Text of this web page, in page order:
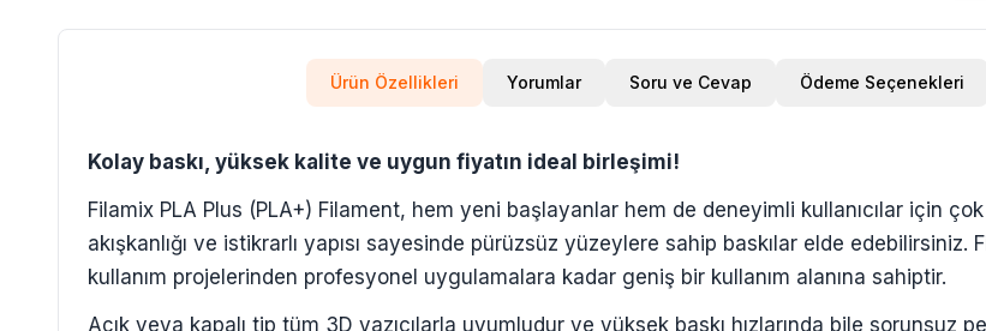
Ürün Özellikleri Yorumlar Soru ve Cevap Ödeme Seçenekleri
Kolay baskı, yüksek kalite ve uygun fiyatın ideal birleşimi!
Filamix PLA Plus (PLA+) Filament, hem yeni başlayanlar hem de deneyimli kullanıcılar için
akışkanlığı ve istikrarlı yapısı sayesinde pürüzsüz yüzeylere sahip baskılar elde
kullanım projelerinden profesyonel uygulamalara kadar geniş bir kullanım alanına sahiptir.
Açık veya kapalı tip tüm 3D yazıcılarla uyumludur ve yüksek baskı hızlarında bile sorunsuz